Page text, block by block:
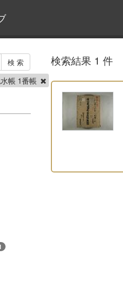
帳 1番帳
検索結果 1 件